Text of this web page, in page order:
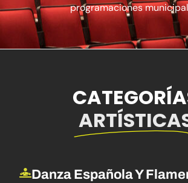
programaciones
Danza Española Y